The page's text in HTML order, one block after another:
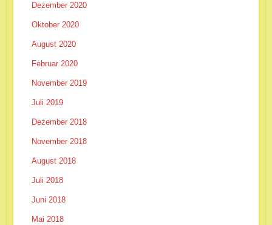
Dezember 2020
Oktober 2020
August 2020
Februar 2020
November 2019
Juli 2019
Dezember 2018
November 2018
August 2018
Juli 2018
Juni 2018
Mai 2018